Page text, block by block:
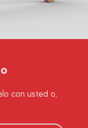
con usted o,